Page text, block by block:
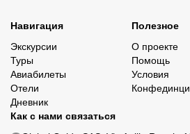
Навигация
Экскурсии
Туры
Авиабилеты
Отели
Дневник
Полезное
О проекте
Помощь
Условия
Как с нами связаться